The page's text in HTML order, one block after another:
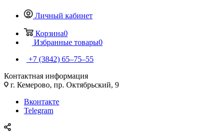
Личный кабинет
Корзина0
Избранные товары0
+7 (3842) 65–75–55
Контактная информация
г. Кемерово, пр. Октябрьский, 9
Вконтакте
Telegram